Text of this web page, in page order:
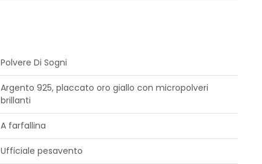
Polvere Di Sogni
Argento 925, placcato oro giallo con micropolveri
brillanti
A farfallina
Ufficiale pesavento